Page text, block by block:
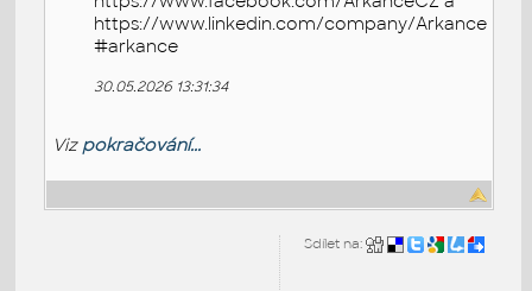
https://www.linkedin.com/company/Arkance
#arkance
30.05.2026 13:31:34
Viz pokračování...
Sdílet na: